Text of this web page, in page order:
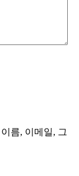
름, 이메일, 그